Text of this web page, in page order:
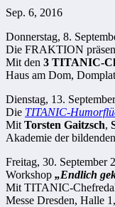
Sep. 6, 2016
Donnerstag, 8.
Die FRAKTION
Mit den 3 TITANIC-
Haus am Dom,
Dienstag, 13.
Die TITANIC-
Mit Torsten Gaitzsch,
Akademie der
Freitag, 30. September
Workshop „Endlich
Mit TITANIC-
Messe Dresden, Halle